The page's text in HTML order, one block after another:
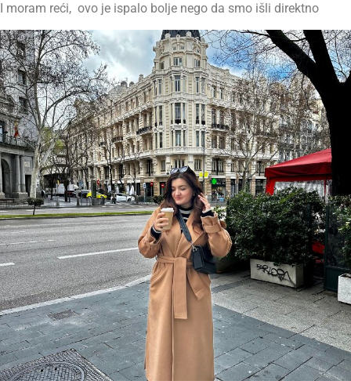
I moram reći, ovo je ispalo bolje nego da smo išli direktno